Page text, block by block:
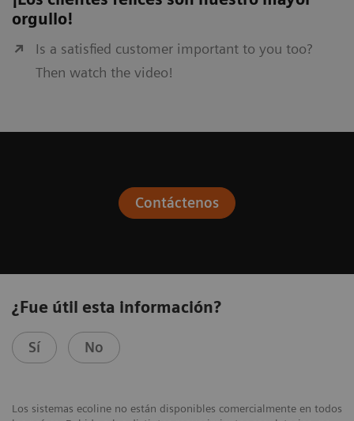
orgullo!
Is a satisfied customer important to you too?
Then watch the video!
Contáctenos
¿Fue útil esta información?
Sí No
Los sistemas ecoline no están disponibles comercialmente en todos